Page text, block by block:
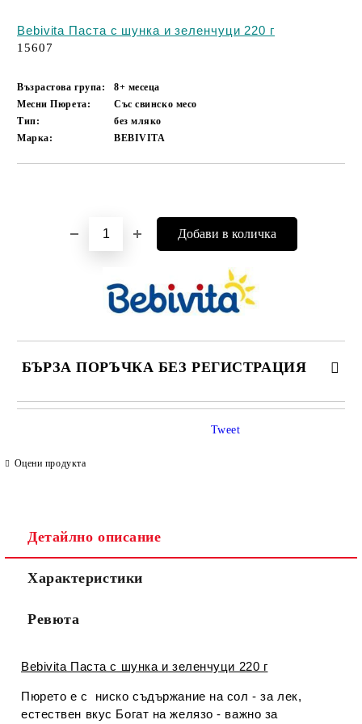
Bebivita Паста с шунка и зеленчуци 220 г
15607
Възрастова група:
8+ месеца
Месни Пюрета:
Със свинско месо
Тип:
без мляко
Марка:
BEBIVITA
БЪРЗА ПОРЪЧКА БЕЗ РЕГИСТРАЦИЯ
САМО ПОПЪЛНЕТЕ 4 ПОЛЕТА
Съгласен съм сПолитиката за лични данни
Ние ще се свържем с вас в рамките на работния ден.
Оцени продукта
Tweet
Детайлно описание
Характеристики
Ревюта
Bebivita Паста с шунка и зеленчуци 220 г
Пюрето е с ниско съдържание на сол - за лек,
естествен вкус Богат на желязо - важно за